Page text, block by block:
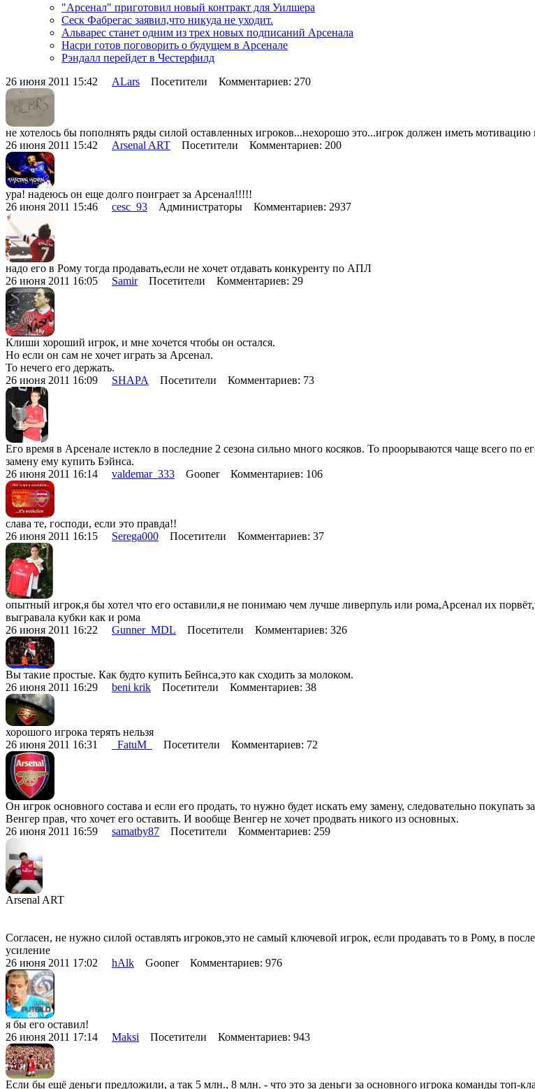
"Арсенал" приготовил новый контракт для Уилшера
Сеск Фабрегас заявил,что никуда не уходит.
Альварес станет одним из трех новых подписаний Арсенала
Насри готов поговорить о будущем в Арсенале
Рэндалл перейдет в Честерфилд
26 июня 2011 15:42 ALars Посетители Комментариев: 270
не хотелось бы пополнять ряды силой оставленных игроков...нехорошо это...игрок должен иметь мотивацию
26 июня 2011 15:42 Arsenal ART Посетители Комментариев: 200
ура! надеюсь он еще долго поиграет за Арсенал!!!!!
26 июня 2011 15:46 cesc_93 Администраторы Комментариев: 2937
надо его в Рому тогда продавать,если не хочет отдавать конкуренту по АПЛ
26 июня 2011 16:05 SamirПосетители Комментариев: 29
Клиши хороший игрок, и мне хочется чтобы он остался.
Но если он сам не хочет играть за Арсенал.
То нечего его держать.
26 июня 2011 16:09 SHAPA Посетители Комментариев: 73
Его время в Арсенале истекло в последние 2 сезона сильно много косяков. То проорываются чаще всего
замену ему купить Бэйнса.
26 июня 2011 16:14 valdemar_333 Gooner Комментариев: 106
слава те, господи, если это правда!!
26 июня 2011 16:15 Serega000 Посетители Комментариев: 37
опытный игрок,я бы хотел что его оставили,я не понимаю чем лучше ливерпуль или рома,Арсенал их
выгравала кубки как и рома
26 июня 2011 16:22 Gunner_MDL Посетители Комментариев: 326
Вы такие простые. Как будто купить Бейнса,это как сходить за молоком.
26 июня 2011 16:29 beni krik Посетители Комментариев: 38
хорошого игрока терять нельзя
26 июня 2011 16:31
_FatuM_ Посетители Комментариев: 72
Он игрок основного состава и если его продать, то нужно будет искать ему замену, следовательно
Венгер прав, что хочет его оставить. И вообще Венгер не хочет продвать никого из основных.
26 июня 2011 16:59 samatby87 Посетители Комментариев: 259
Arsenal ART
Согласен, не нужно силой оставлять игроков,это не самый ключевой игрок, если продавать то в Рому, в
усиление
26 июня 2011 17:02 hAlk Gooner Комментариев: 976
я бы его оставил!
26 июня 2011 17:14 Maksi Посетители Комментариев: 943
Если бы ещё деньги предложили, а так 5 млн., 8 млн. - что это за деньги за основного игрока команды топ-